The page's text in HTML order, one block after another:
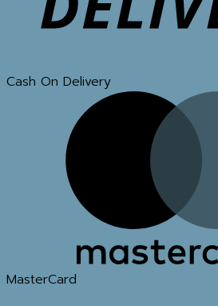
Cash On Delivery
MasterCard